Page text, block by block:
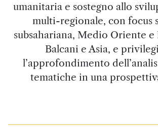
umanitaria e sostegno allo
multi-regionale, con focus
subsahariana, Medio Oriente
Balcani e Asia, e
l’approfondimento
tematiche in una